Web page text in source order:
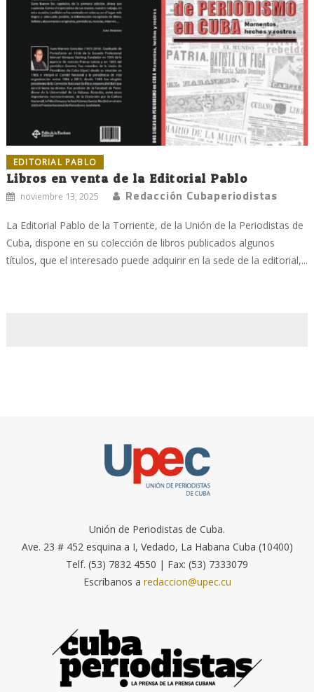
EDITORIAL PABLO
Libros en venta de la Editorial Pablo
noviembre 13, 2025 Redacción Cubaperiodistas
La Editorial Pablo de la Torriente, de la Unión de la Periodistas de
Cuba, dispone en su colección de libros publicados algunos
títulos, que el interesado puede adquirir en la sede de la editorial,...
Unión de Periodistas de Cuba.
Ave. 23 # 452 esquina a I, Vedado, La Habana Cuba (10400)
Telf. (53) 7832 4550 | Fax: (53) 7333079
Escríbanos a redaccion@upec.cu